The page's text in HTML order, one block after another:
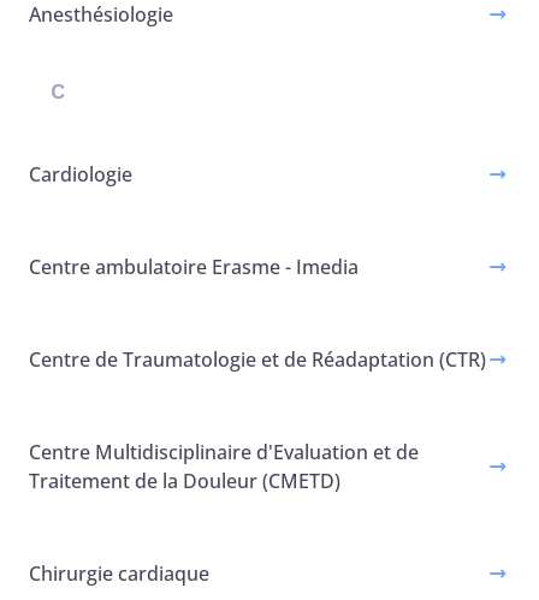
Anesthésiologie
C
Cardiologie
Centre ambulatoire Erasme - Imedia
Centre de Traumatologie et de Réadaptation (CTR)
Centre Multidisciplinaire d'Evaluation et de
Traitement de la Douleur (CMETD)
Chirurgie cardiaque